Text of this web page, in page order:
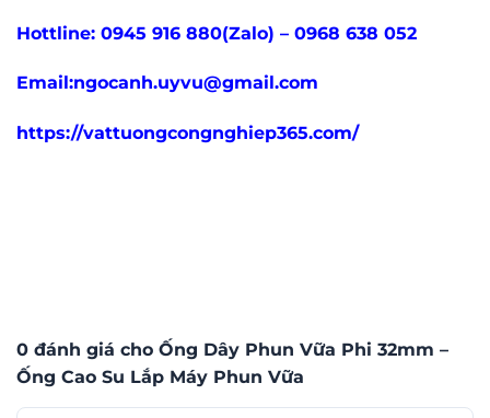
Hottline: 0945 916 880(Zalo) – 0968 638 052
Email:ngocanh.uyvu@gmail.com
https://vattuongcongnghiep365.com/
0 đánh giá cho Ống Dây Phun Vữa Phi 32mm –
Ống Cao Su Lắp Máy Phun Vữa